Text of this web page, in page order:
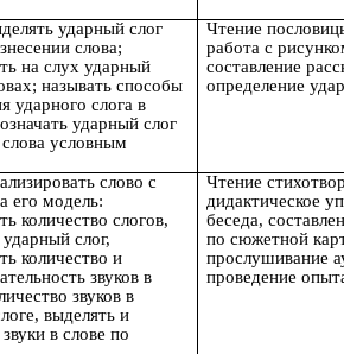
ударный слог
слова;
на слух ударный
называть способы
ударного слога в
ударный слог
условным
Чтение
работа с
составление
определение
слово с
его модель:
количество слогов,
слог,
количество и
звуков в
звуков в
выделять и
в слове по
Чтение
дидактическое
беседа,
по сюжетной
прослушивание
проведение